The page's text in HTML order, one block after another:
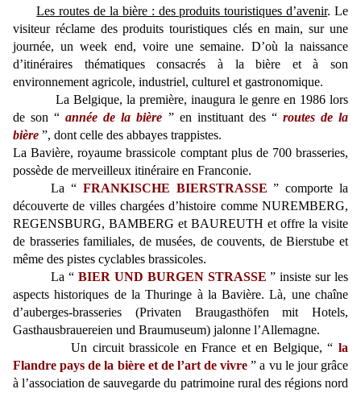
Les routes de la bière : des produits touristiques d’avenir. Le
visiteur réclame des produits touristiques clés en main, sur une
journée, un week end, voire une semaine. D’où la naissance
d’itinéraires thématiques consacrés à la bière et à son
environnement agricole, industriel, culturel et gastronomique.
La Belgique, la première, inaugura le genre en 1986 lors
de son “ année de la bière ” en instituant des “ routes de la
bière ”, dont celle des abbayes trappistes.
La Bavière, royaume brassicole comptant plus de 700 brasseries,
possède de merveilleux itinéraire en Franconie.
La “ FRANKISCHE BIERSTRASSE” comporte la
découverte de villes chargées d’histoire comme NUREMBERG,
REGENSBURG, BAMBERG et BAUREUTH et offre la visite
de brasseries familiales, de musées, de couvents, de Bierstube et
même des pistes cyclables brassicoles.
La “ BIER UND BURGEN STRASSE ” insiste sur les
aspects historiques de la Thuringe à la Bavière. Là, une chaîne
d’auberges-brasseries (Privaten Braugasthöfen mit Hotels,
Gasthausbrauereien und Braumuseum) jalonne l’Allemagne.
Un circuit brassicole en France et en Belgique, “ la
Flandre pays de la bière et de l’art de vivre ” a vu le jour grâce
à l’association de sauvegarde du patrimoine rural des régions nord